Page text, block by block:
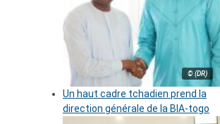
© (DR)
Un haut cadre tchadien prend la
direction générale de la BIA-togo